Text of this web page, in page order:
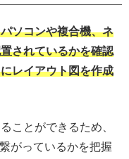
ソコンや複合機、ネ
されているかを確認
レイアウト図を作成
ことができるため、
がっているかを把握